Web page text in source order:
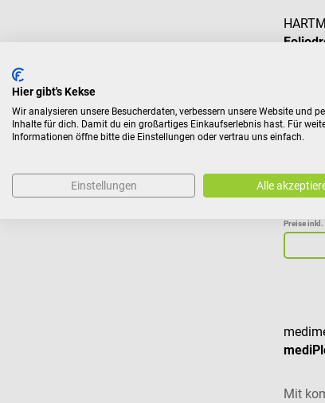
€
Preise
Mit
Hier gibt's Kekse
Wir analysieren unsere Besucherdaten, verbessern unsere Website und
Inhalte für dich. Damit du ein großartiges Einkaufserlebnis hast. Für
Informationen öffne bitte die Einstellungen oder vertrau uns einfach.
Einstellungen Alle